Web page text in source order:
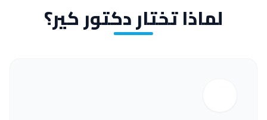
لماذا تختار دكتور كير؟